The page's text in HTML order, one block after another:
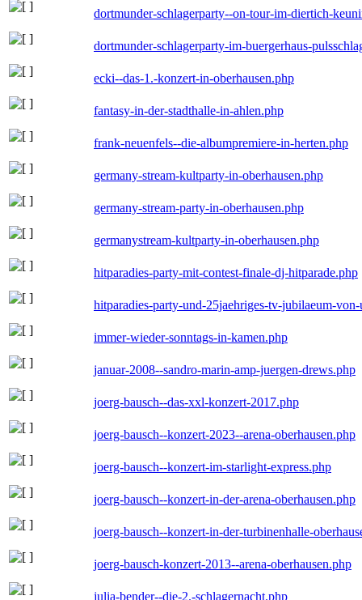
dortmunder-schlagerparty--on-tour-im-diertich-
dortmunder-schlagerparty-im-buergerhaus-
ecki--das-1.-konzert-in-oberhausen.php
fantasy-in-der-stadthalle-in-ahlen.php
frank-neuenfels--die-albumpremiere-in-herten.php
germany-stream-kultparty-in-oberhausen.php
germany-stream-party-in-oberhausen.php
germanystream-kultparty-in-oberhausen.php
hitparadies-party-mit-contest-finale-dj-hitparade.php
hitparadies-party-und-25jaehriges-tv-jubilaeum-
immer-wieder-sonntags-in-kamen.php
januar-2008--sandro-marin-amp-juergen-drews.php
joerg-bausch--das-xxl-konzert-2017.php
joerg-bausch--konzert-2023--arena-oberhausen.php
joerg-bausch--konzert-im-starlight-express.php
joerg-bausch--konzert-in-der-arena-oberhausen.php
joerg-bausch--konzert-in-der-turbinenhalle-
joerg-bausch-konzert-2013--arena-oberhausen.php
julia-bender--die-2.-schlagernacht.php